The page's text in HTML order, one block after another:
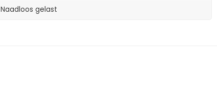
Naadloos gelast